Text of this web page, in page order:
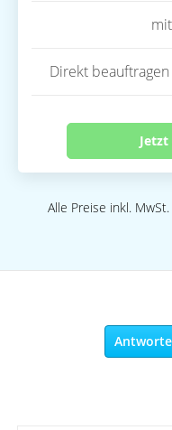
Direkt
Alle Preise inkl.